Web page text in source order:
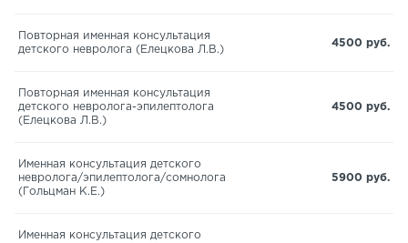
Повторная именная консультация
детского невролога (Елецкова Л.В.)
4500 руб.
Повторная именная консультация
детского невролога-эпилептолога
(Елецкова Л.В.)
4500 руб.
Именная консультация детского
невролога/эпилептолога/сомнолога
(Гольцман К.Е.)
5900 руб.
Именная консультация детского